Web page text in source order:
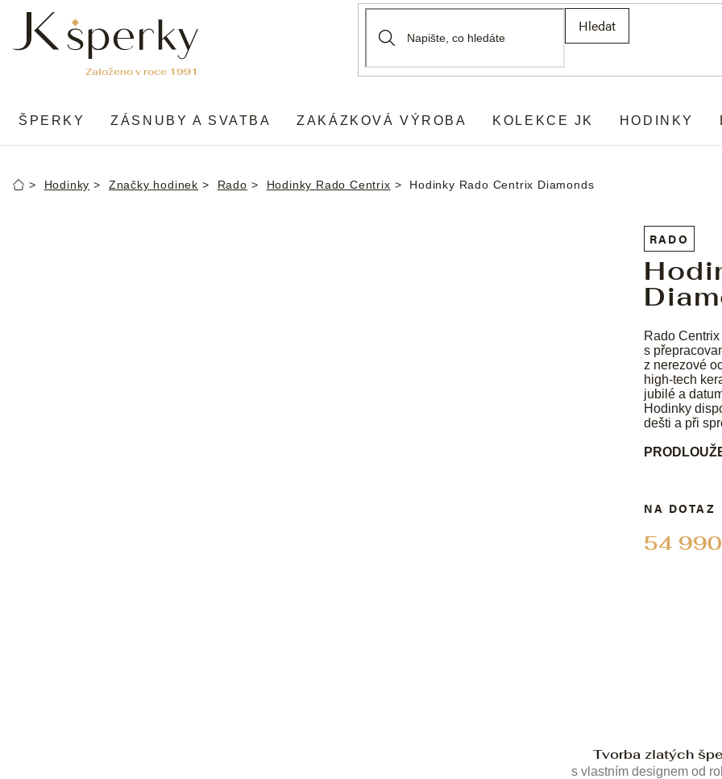
obsah
Hledat
ŠPERKY ZÁSNUBY A SVATBA ZAKÁZKOVÁ VÝROBA KOLEKCE JK HODINKY
DomůHodinky Značky hodinek Rado Hodinky Rado Centrix Hodinky Rado Centrix Diamonds
RADO
Rado
s
z nerezové
high-tech
jubilé a
Hodinky
dešti a při
54
NA DOTAZ
Tvorba zlatých
s vlastním designem od